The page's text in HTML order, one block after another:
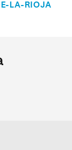
LA-RIOJA